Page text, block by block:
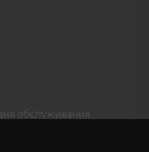
обслуживания